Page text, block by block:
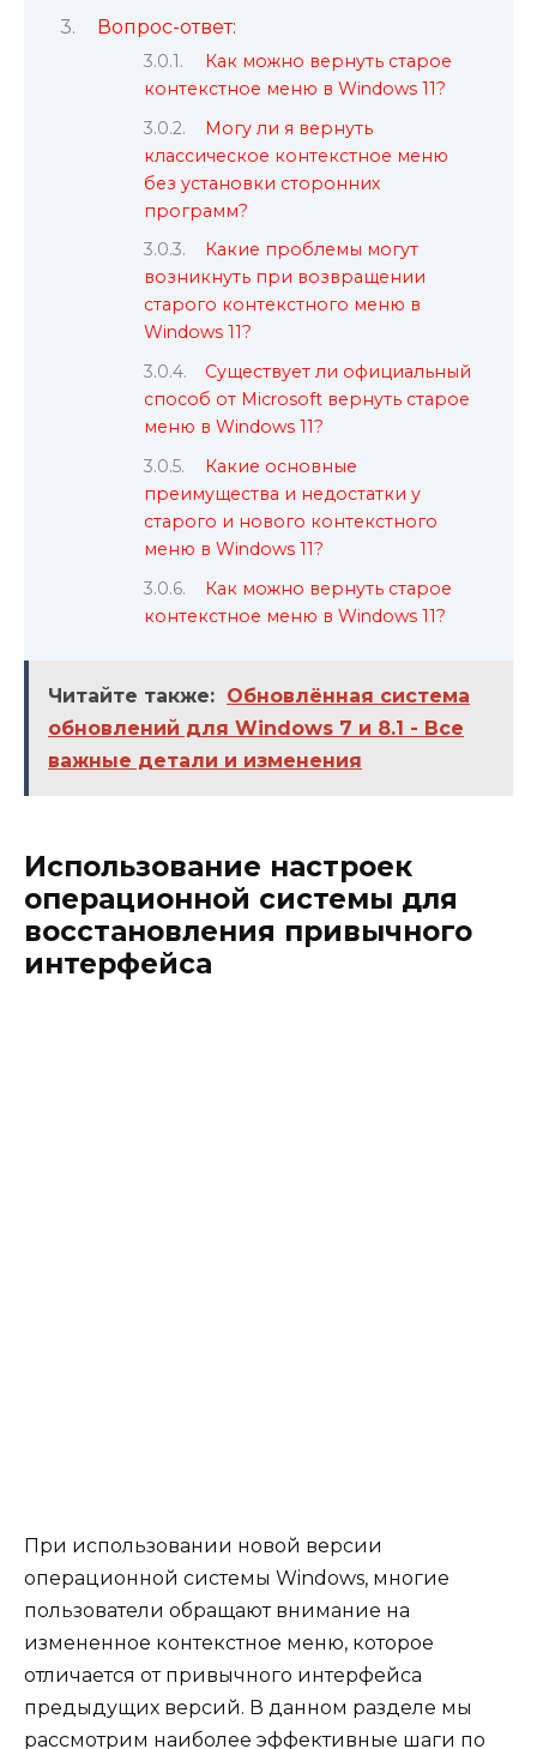
Вопрос-ответ:
Как можно вернуть старое
контекстное меню в Windows 11?
Могу ли я вернуть
классическое контекстное меню
без установки сторонних
программ?
Какие проблемы могут
возникнуть при возвращении
старого контекстного меню в
Windows 11?
Существует ли официальный
способ от Microsoft вернуть старое
меню в Windows 11?
Какие основные
преимущества и недостатки у
старого и нового контекстного
меню в Windows 11?
Как можно вернуть старое
контекстное меню в Windows 11?
Читайте также: Обновлённая система
обновлений для Windows 7 и 8.1 - Все
важные детали и изменения
Использование настроек
операционной системы для
восстановления привычного
интерфейса
При использовании новой версии
операционной системы Windows, многие
пользователи обращают внимание на
измененное контекстное меню, которое
отличается от привычного интерфейса
предыдущих версий. В данном разделе мы
рассмотрим наиболее эффективные шаги по